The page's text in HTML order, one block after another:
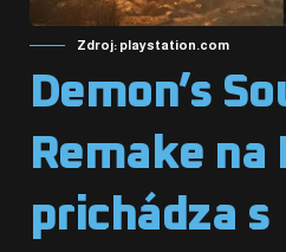
Zdroj: playstation.com
Demon’s
Remake na
prichádza s